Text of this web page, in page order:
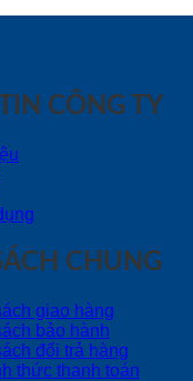
CÔNG TY
CHUNG
giao hàng
bảo hành
đổi trả hàng
thức thanh toán